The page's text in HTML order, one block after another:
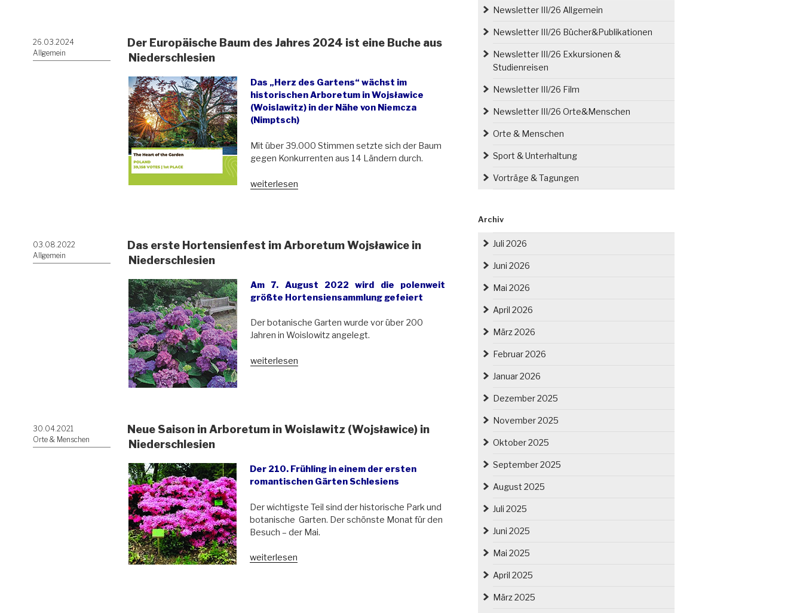
Gewand“
Veröffentlicht
am
26.03.2024
Allgemein
Der Europäische Baum des Jahres 2024 ist eine Buche aus
Niederschlesien
Das „Herz des Gartens“ wächst im
historischen Arboretum in Wojsławice
(Woislawitz) in der Nähe von Niemcza
(Nimptsch)
Mit über 39.000 Stimmen setzte sich der Baum
gegen Konkurrenten aus 14 Ländern durch.
„Der
2024
Buche
aus
weiterlesen
Veröffentlicht
am
03.08.2022
Allgemein
Das erste Hortensienfest im Arboretum Wojsławice in
Niederschlesien
Am 7. August 2022 wird die polenweit
größte Hortensiensammlung gefeiert
Der botanische Garten wurde vor über 200
Jahren in Woislowitz angelegt.
„Das
Wojsławice
in
weiterlesen
Veröffentlicht
am
30.04.2021
Orte & Menschen
Neue Saison in Arboretum in Woislawitz (Wojsławice) in
Niederschlesien
Der 210. Frühling in einem der ersten
romantischen Gärten Schlesiens
Der wichtigste Teil sind der historische Park und
botanische Garten. Der schönste Monat für den
Besuch – der Mai.
„Neue
weiterlesen
Newsletter III/26 Allgemein
Newsletter III/26 Bücher&Publikationen
Newsletter III/26 Exkursionen &
Studienreisen
Newsletter III/26 Film
Newsletter III/26 Orte&Menschen
Orte & Menschen
Sport & Unterhaltung
Vorträge & Tagungen
Archiv
Juli 2026
Juni 2026
Mai 2026
April 2026
März 2026
Februar 2026
Januar 2026
Dezember 2025
November 2025
Oktober 2025
September 2025
August 2025
Juli 2025
Juni 2025
Mai 2025
April 2025
März 2025